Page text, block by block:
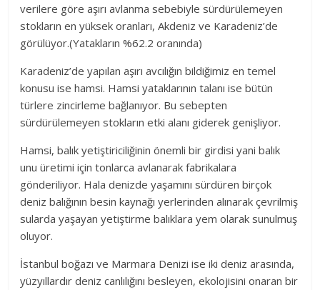
verilere göre aşırı avlanma sebebiyle sürdürülemeyen
stokların en yüksek oranları, Akdeniz ve Karadeniz’de
görülüyor.(Yatakların %62.2 oranında)
Karadeniz’de yapılan aşırı avcılığın bildiğimiz en temel
konusu ise hamsi. Hamsi yataklarının talanı ise bütün
türlere zincirleme bağlanıyor. Bu sebepten
sürdürülemeyen stokların etki alanı giderek genişliyor.
Hamsi, balık yetiştiriciliğinin önemli bir girdisi yani balık
unu üretimi için tonlarca avlanarak fabrikalara
gönderiliyor. Hala denizde yaşamını sürdüren birçok
deniz balığının besin kaynağı yerlerinden alınarak çevrilmiş
sularda yaşayan yetiştirme balıklara yem olarak sunulmuş
oluyor.
İstanbul boğazı ve Marmara Denizi ise iki deniz arasında,
yüzyıllardır deniz canlılığını besleyen, ekolojisini onaran bir